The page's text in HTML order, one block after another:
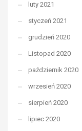
luty 2021
styczeń 2021
grudzień 2020
Listopad 2020
październik 2020
wrzesień 2020
sierpień 2020
lipiec 2020